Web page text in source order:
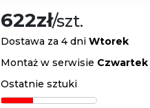
622zł/szt.
Dostawa za 4 dni Wtorek
Montaż w serwisie Czwartek
Ostatnie sztuki